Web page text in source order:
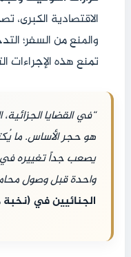
الاقتصادية الكبرى،
والمنع من السفر؛
تمنع هذه الإجراءات
“في القضايا
هو حجر الأساس. ما
يصعب جداً تغييره في
واحدة قبل وصول
الجنائيين في